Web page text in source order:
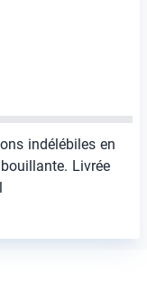
indélébiles en
Livrée